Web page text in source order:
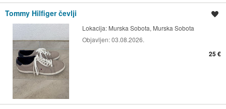
Tommy Hilfiger čevlji
Lokacija: Murska Sobota, Murska Sobota
Objavljen:03.08.2026.
25 €